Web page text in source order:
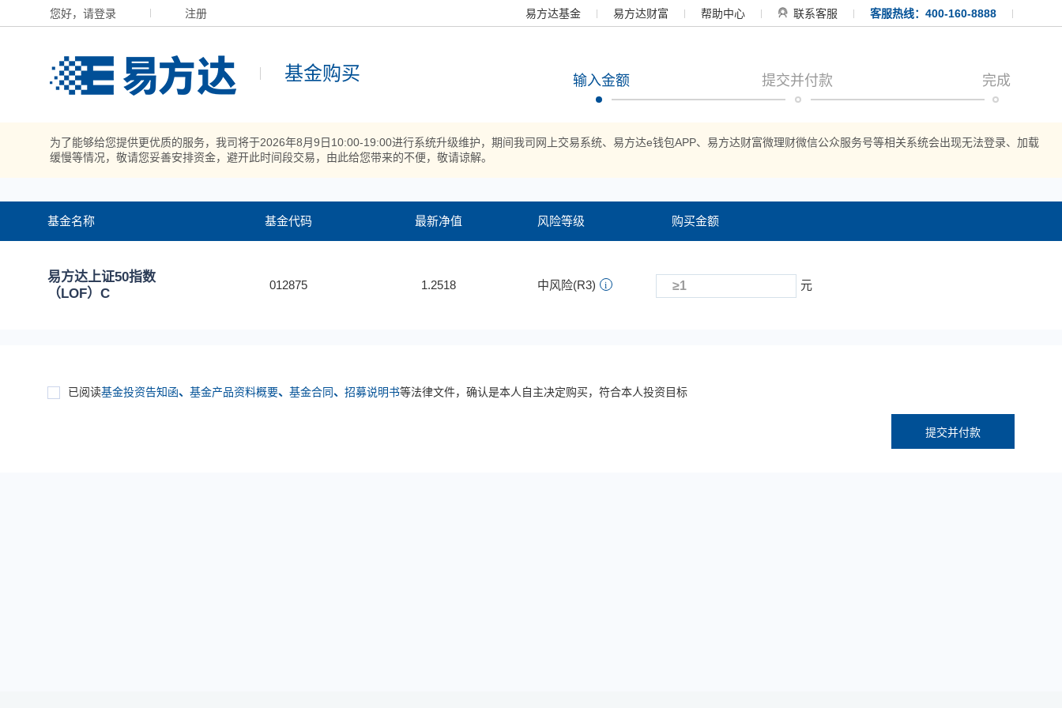
您好，请登录 注册 易方达基金 易方达财富 帮助中心 联系客服 客服热线：400-160-8888
基金购买 输入金额 提交并付款 完成
为了能够给您提供更优质的服务，我司将于2026年8月9日10:00-19:00进行系统升级维护，期间我司网上交易系统、易方达e钱包APP、易方达财富微理财微信公众服务号等相关系统会出现无法登录、加载
缓慢等情况，敬请您妥善安排资金，避开此时间段交易，由此给您带来的不便，敬请谅解。
基金名称 基金代码 最新净值 风险等级 购买金额
易方达上证50指数
（LOF）C
012875 1.2518 中风险(R3) 元
已阅读基金投资告知函、 基金产品资料概要、 基金合同、 招募说明书等法律文件，确认是本人自主决定购买，符合本人投资目标